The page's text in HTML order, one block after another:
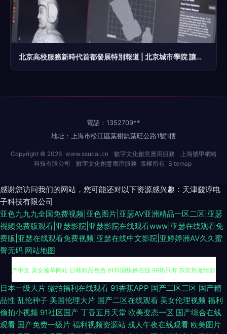
北京高校服務新時代首都發展特別報道 | 北京城市學院 讓古都文物在數字中“活”起來，數字文化創意應用服務新探索
電話：1352709**
地址：上海市松江區葉榭鎮葉旺公路1號1樓
Copyright © 2026 www.ssucai.cn 數字文化創意應用服務
上海號甲網絡
科技有限公司
數字文化創意應用服務 版權所有 Sitemap
感谢您访问我们的网站，您可能还对以下资源感兴趣：天津鼗谆电
子科技有限公司
亚色九九九全国免费视频|亚色图片|亚瑟AV亚洲精品一区二区|亚瑟
视频免费版观看|亚瑟影院|亚瑟影院在线观看www|亚瑟在线观看免
费版|亚瑟在线观看免费视频|亚瑟在线中文影院|亚婷婷洲AV久久蜜
臀无码 网站地图
超碰人人爱人人做 97热超碰 午夜福利456 91国产高清视频 超碰人妻人射 国
产中文 美女被草网站 日韩精品色色 91抖阴快播在线 99热只有 东京热激情影
日本一级大片 微拍福利在线观看 91香蕉APP 国产二区三区 国产精
品性 乱伦种子 美国伦理大片 国产二区在线观看 美女伦理视频 福利
偷拍小视频 91社区国产 丁香五月天堂 欧美变态一区 国产综合在线
观看 国产免费一级片 福利视频资源站 成人午夜在线观看 欧美图片